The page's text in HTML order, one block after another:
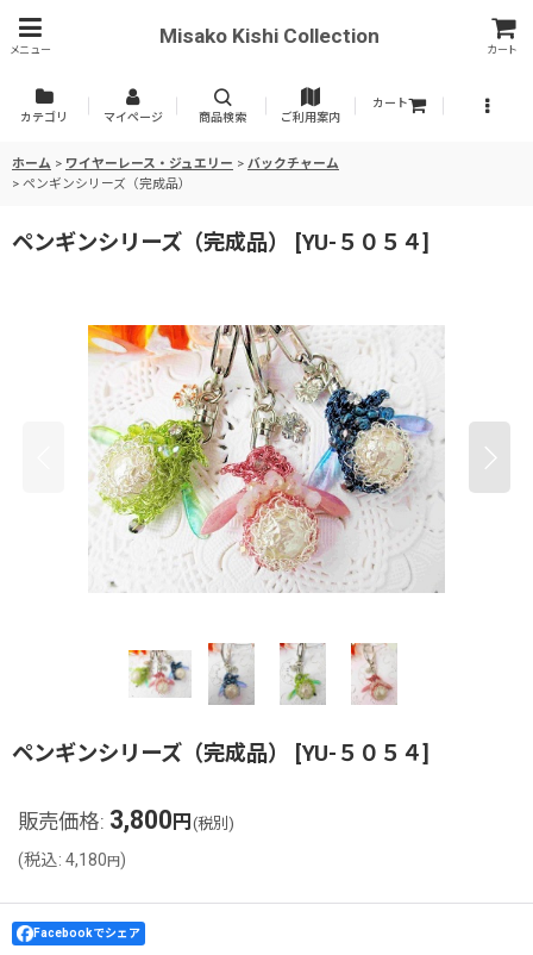
メニュー
Misako Kishi Collection
カート
カテゴリ マイページ 商品検索 ご利用案内
カート
ホーム > ワイヤーレース・ジュエリー > バックチャーム
> ペンギンシリーズ（完成品）
ペンギンシリーズ（完成品） [YU-５０５４]
ペンギンシリーズ（完成品） [YU-５０５４]
販売価格: 3,800 円 (税別)
(税込: 4,180 円 )
Facebookでシェア